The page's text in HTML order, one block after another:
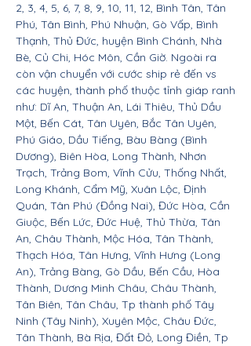
2, 3, 4, 5, 6, 7, 8, 9, 10, 11, 12, Bình Tân, Tân
Phú, Tân Bình, Phú Nhuận, Gò Vấp, Bình
Thạnh, Thủ Đức, huyện Bình Chánh, Nhà
Bè, Củ Chi, Hóc Môn, Cần Giờ. Ngoài ra
còn vận chuyển với cước ship rẻ đến vs
các huyện, thành phố thuộc tỉnh giáp ranh
như: Dĩ An, Thuận An, Lái Thiêu, Thủ Dầu
Một, Bến Cát, Tân Uyên, Bắc Tân Uyên,
Phú Giáo, Dầu Tiếng, Bàu Bàng (Bình
Dương), Biên Hòa, Long Thành, Nhơn
Trạch, Trảng Bom, Vĩnh Cửu, Thống Nhất,
Long Khánh, Cẩm Mỹ, Xuân Lộc, Định
Quán, Tân Phú (Đồng Nai), Đức Hòa, Cần
Giuộc, Bến Lức, Đức Huệ, Thủ Thừa, Tân
An, Châu Thành, Mộc Hóa, Tân Thành,
Thạch Hóa, Tân Hưng, Vĩnh Hưng (Long
An), Trảng Bàng, Gò Dầu, Bến Cầu, Hòa
Thành, Dương Minh Châu, Châu Thành,
Tân Biên, Tân Châu, Tp thành phố Tây
Ninh (Tây Ninh), Xuyên Mộc, Châu Đức,
Tân Thành, Bà Rịa, Đất Đỏ, Long Điền, Tp